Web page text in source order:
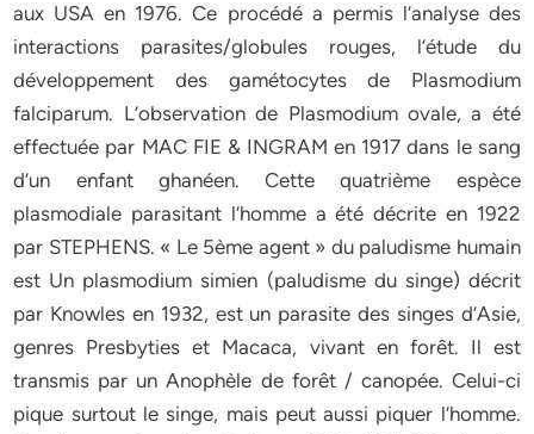
aux USA en 1976. Ce procédé a permis l’analyse des
interactions parasites/globules rouges, l’étude du
développement des gamétocytes de Plasmodium
falciparum. L’observation de Plasmodium ovale, a été
effectuée par MAC FIE & INGRAM en 1917 dans le sang
d’un enfant ghanéen. Cette quatrième espèce
plasmodiale parasitant l’homme a été décrite en 1922
par STEPHENS. « Le 5ème agent » du paludisme humain
est Un plasmodium simien (paludisme du singe) décrit
par Knowles en 1932, est un parasite des singes d’Asie,
genres Presbyties et Macaca, vivant en forêt. Il est
transmis par un Anophèle de forêt / canopée. Celui-ci
pique surtout le singe, mais peut aussi piquer l’homme.